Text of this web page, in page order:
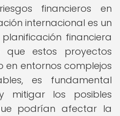
financieros en
internacional es un
financiera
que estos proyectos
en entornos complejos
es fundamental
mitigar los posibles
podrían afectar la